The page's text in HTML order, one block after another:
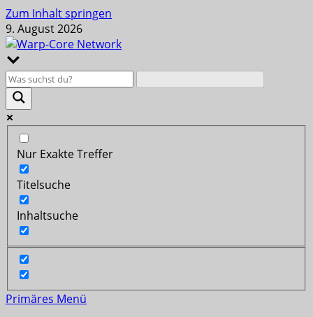
Zum Inhalt springen
9. August 2026
Nur Exakte Treffer
Titelsuche
Inhaltsuche
Primäres Menü